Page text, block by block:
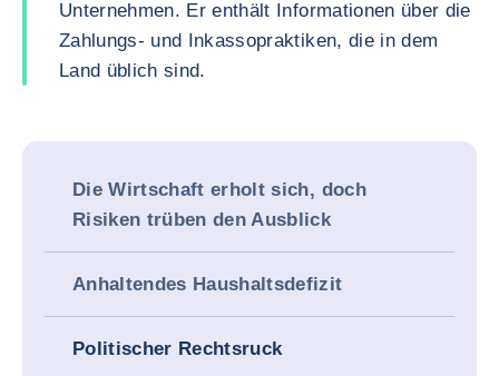
Unternehmen. Er enthält Informationen über die
Zahlungs- und Inkassopraktiken, die in dem
Land üblich sind.
Die Wirtschaft erholt sich, doch
Risiken trüben den Ausblick
Anhaltendes Haushaltsdefizit
Politischer Rechtsruck